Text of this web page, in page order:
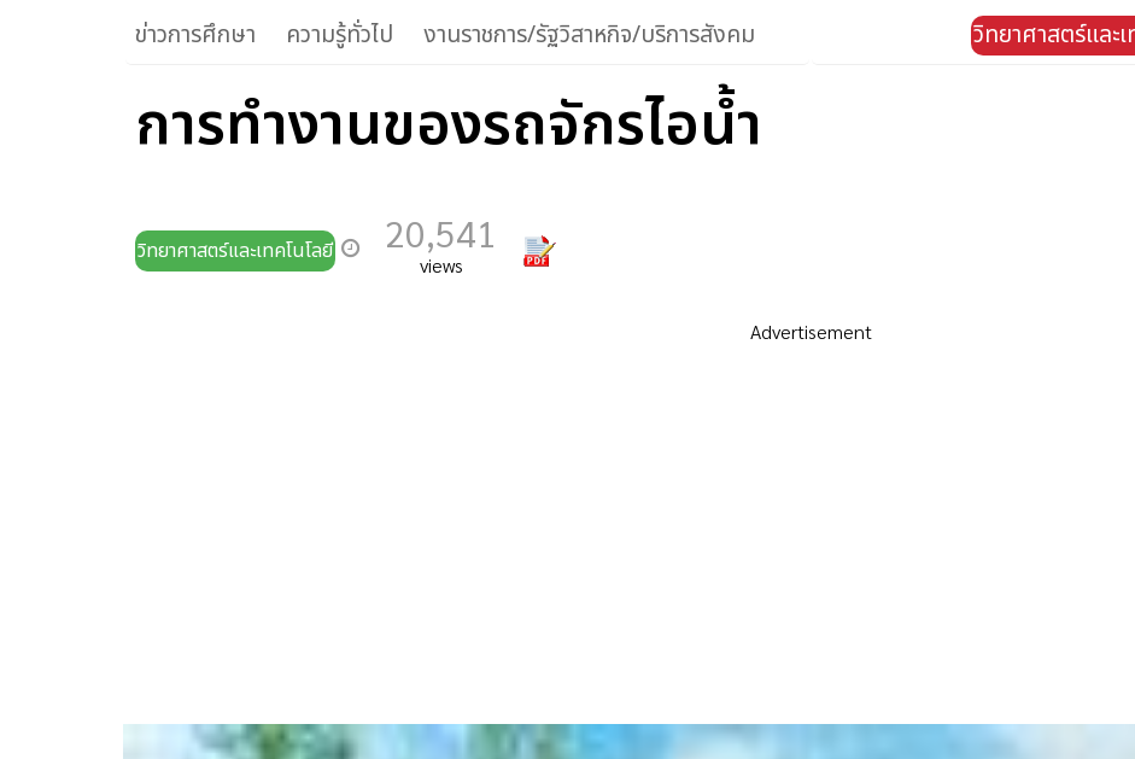
ข่าวการศึกษา ความรู้ทั่วไป งานราชการ/รัฐวิสาหกิจ/บริการสังคม วิทยาศาสตร์และ
การทำงานของรถจักรไอน้ำ
วิทยาศาสตร์และเทคโนโลยี 20,541
views
Advertisement